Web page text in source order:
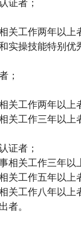
证者；
关工作两年以上
实操技能特别优
；
关工作两年以上
关工作三年以上
证者；
相关工作三年以
关工作五年以上
关工作八年以上
者。